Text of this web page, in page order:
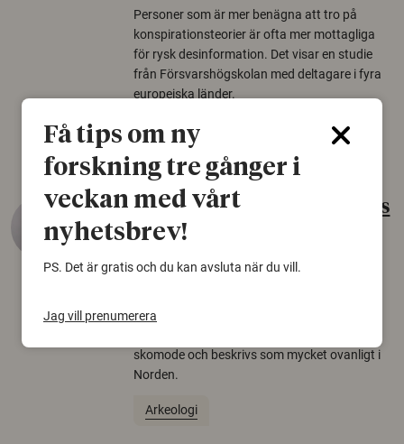
Personer som är mer benägna att tro på
konspirationsteorier är ofta mer mottagliga
för rysk desinformation. Det visar en studie
från Försvarshögskolan med deltagare i fyra
europeiska länder.
Säkerhetspolitik
Gammalt skinn var Sveriges
äldsta sko
22 juni 2026
björnfäll visar sig vara delar av en 2000 år
skomode och beskrivs som mycket ovanligt i
Norden.
Arkeologi
Få tips om ny
forskning tre gånger i
veckan med vårt
nyhetsbrev!
PS. Det är gratis och du kan avsluta när du vill.
Jag vill prenumerera